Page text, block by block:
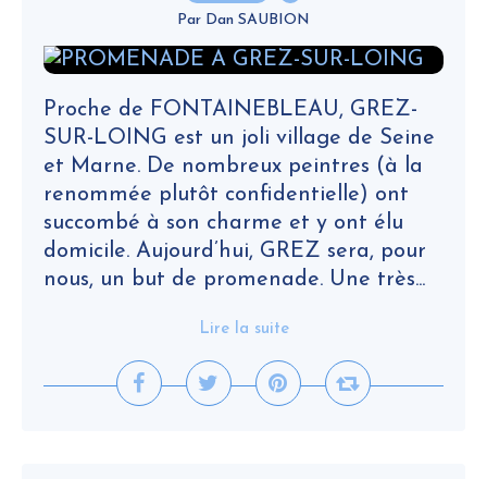
Par Dan SAUBION
Proche de FONTAINEBLEAU, GREZ-
SUR-LOING est un joli village de Seine
et Marne. De nombreux peintres (à la
renommée plutôt confidentielle) ont
succombé à son charme et y ont élu
domicile. Aujourd’hui, GREZ sera, pour
nous, un but de promenade. Une très...
Lire la suite